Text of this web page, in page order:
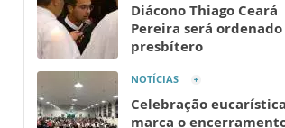
Diácono Thiago Ceará
Pereira será ordenado
presbítero
NOTÍCIAS
Celebração eucarística
marca o